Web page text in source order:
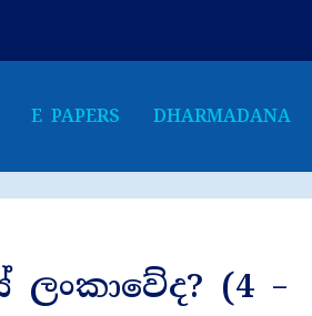
E PAPERS DHARMADANA
(4 –